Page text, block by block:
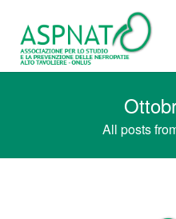
All posts